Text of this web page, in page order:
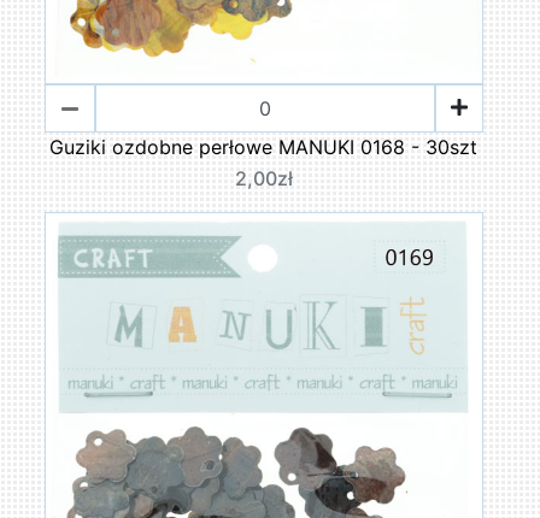
Guziki ozdobne perłowe MANUKI 0168 - 30szt
2,00zł